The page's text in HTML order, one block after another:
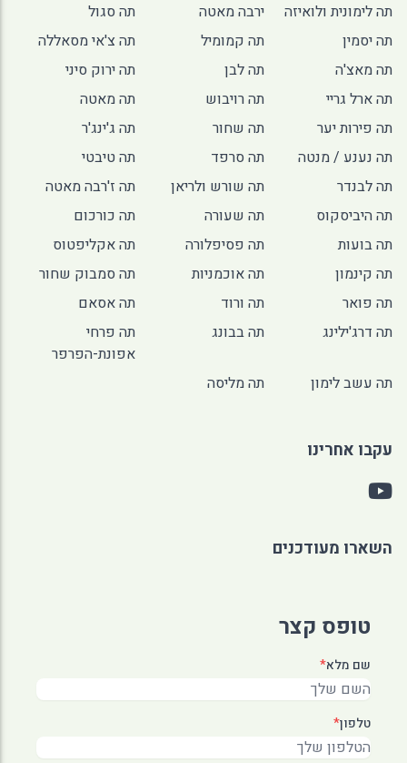
תה לימונית ולואיזה
ירבה מאטה
תה סגול
תה יסמין
תה קמומיל
תה צ'אי מסאללה
תה מאצ'ה
תה לבן
תה ירוק סיני
תה ארל גריי
תה רויבוש
תה מאטה
תה פירות יער
תה שחור
תה ג'ינג'ר
תה נענע / מנטה
תה סרפד
תה טיבטי
תה לבנדר
תה שורש ולריאן
תה ז'רבה מאטה
תה היביסקוס
תה שעורה
תה כורכום
תה בועות
תה פסיפלורה
תה אקליפטוס
תה קינמון
תה אוכמניות
תה סמבוק שחור
תה פואר
תה ורוד
תה אסאם
תה דרג'ילינג
תה בבונג
תה פרחי
אפונת-הפרפר
תה עשב לימון
תה מליסה
עקבו אחרינו
השארו מעודכנים
טופס קצר
שם מלא*
טלפון*